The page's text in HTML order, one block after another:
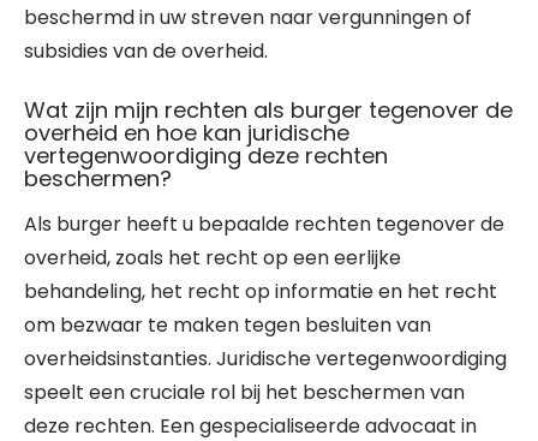
beschermd in uw streven naar vergunningen of
subsidies van de overheid.
Wat zijn mijn rechten als burger tegenover de
overheid en hoe kan juridische
vertegenwoordiging deze rechten
beschermen?
Als burger heeft u bepaalde rechten tegenover de
overheid, zoals het recht op een eerlijke
behandeling, het recht op informatie en het recht
om bezwaar te maken tegen besluiten van
overheidsinstanties. Juridische vertegenwoordiging
speelt een cruciale rol bij het beschermen van
deze rechten. Een gespecialiseerde advocaat in